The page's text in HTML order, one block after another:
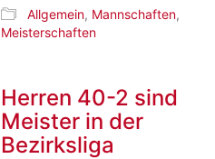
Allgemein, Mannschaften,
Meisterschaften
Herren 40-2 sind
Meister in der
Bezirksliga